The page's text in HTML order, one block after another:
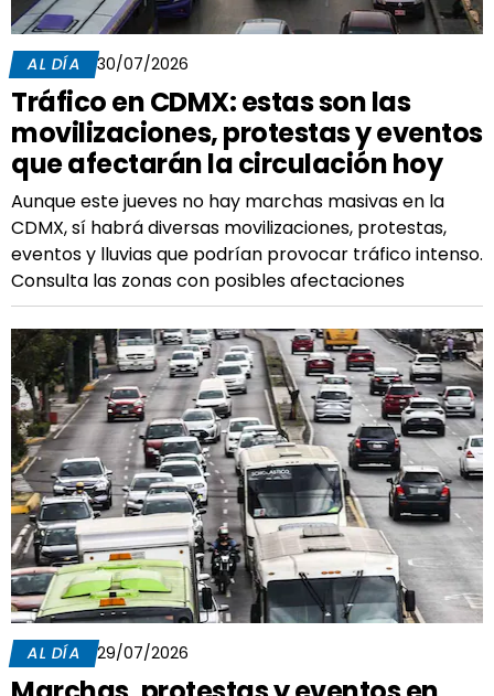
AL DÍA 30/07/2026
Tráfico en CDMX: estas son las
movilizaciones, protestas y eventos
que afectarán la circulación hoy
Aunque este jueves no hay marchas masivas en la
CDMX, sí habrá diversas movilizaciones, protestas,
eventos y lluvias que podrían provocar tráfico intenso.
Consulta las zonas con posibles afectaciones
AL DÍA 29/07/2026